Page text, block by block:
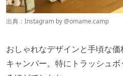
出典：Instagram by @omame.camp
おしゃれなデザインと手頃な
キャンパー。特にトラッシュ